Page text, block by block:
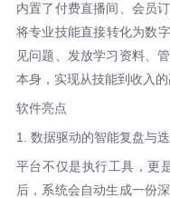
内置了付费直播间、会员
将专业技能直接转化为数
见问题、发放学习资料、
本身，实现从技能到收入的
软件亮点
1. 数据驱动的智能复盘与
平台不仅是执行工具，更
后，系统会自动生成一份